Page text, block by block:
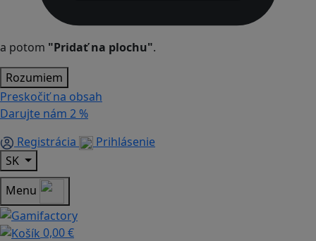
a potom "Pridať na plochu".
Rozumiem
Preskočiť na obsah
Darujte nám 2 %
Registrácia
Prihlásenie
SK
Menu
0,00 €